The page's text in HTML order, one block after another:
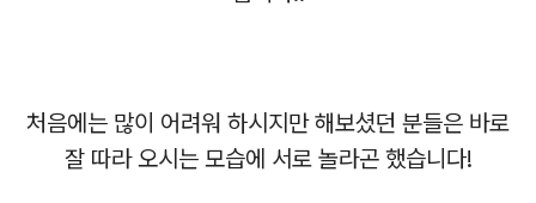
처음에는 많이 어려워 하시지만 해보셨던 분들은 바로
잘 따라 오시는 모습에 서로 놀라곤 했습니다!